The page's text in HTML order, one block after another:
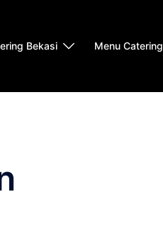
Bekasi Menu Catering